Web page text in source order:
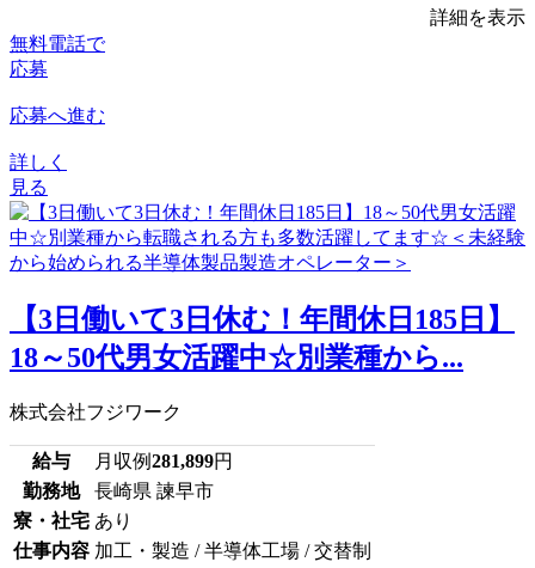
詳細を表示
無料電話で
応募
応募へ進む
詳しく
見る
【3日働いて3日休む！年間休日185日】
18～50代男女活躍中☆別業種から...
株式会社フジワーク
給与 月収例281,899円
勤務地
長崎県 諫早市
寮・社宅 あり
仕事内容 加工・製造 / 半導体工場 / 交替制